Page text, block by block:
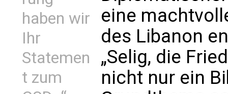
haben wir
Ihr
Statemen
t zum
eine
des Libanon
„Selig, die
nicht nur ein